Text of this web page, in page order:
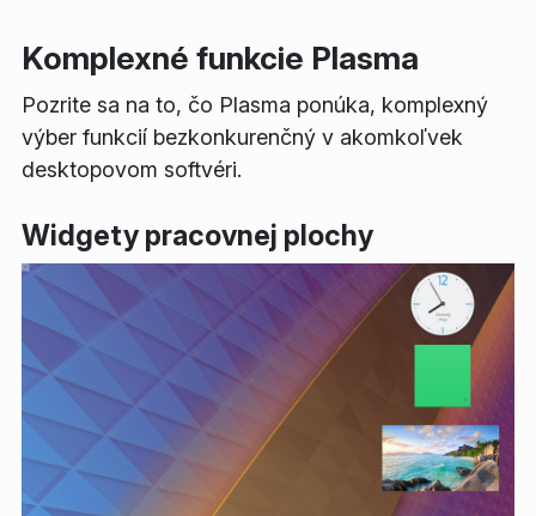
Komplexné funkcie Plasma
Pozrite sa na to, čo Plasma ponúka, komplexný
výber funkcií bezkonkurenčný v akomkoľvek
desktopovom softvéri.
Widgety pracovnej plochy